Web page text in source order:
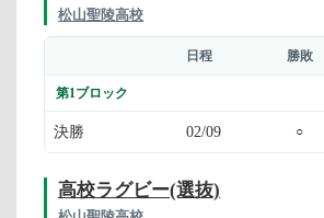
松山聖陵高校
日程 勝敗
第1ブロック
決勝 02/09 ○
高校ラグビー(選抜)